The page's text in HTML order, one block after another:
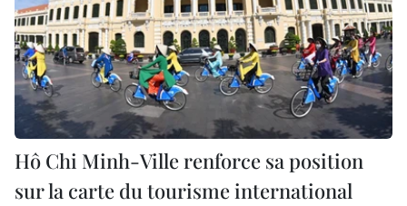
Hô Chi Minh-Ville renforce sa position
sur la carte du tourisme international